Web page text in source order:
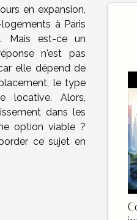
en expansion,
à Paris
Mais est-ce un
n'est pas
elle dépend de
le type
locative. Alors,
dans les
option viable ?
ce sujet en